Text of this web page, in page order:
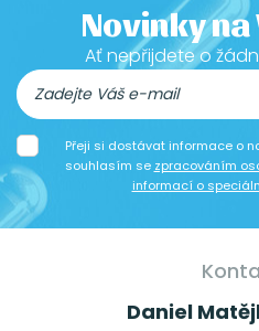
Novinky na
Ať nepřijdete o
Přeji si dostávat informace o
souhlasím se zpracováním
informací o
Daniel